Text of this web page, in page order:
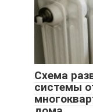
Схема
системы